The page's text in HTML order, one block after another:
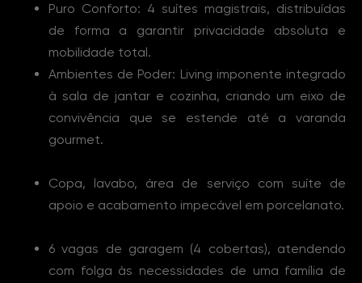
Puro Conforto: 4 suítes magistrais, distribuídas
de forma a garantir privacidade absoluta e
mobilidade total.
Ambientes de Poder: Living imponente integrado
à sala de jantar e cozinha, criando um eixo de
convivência que se estende até a varanda
gourmet.
Copa, lavabo, área de serviço com suíte de
apoio e acabamento impecável em porcelanato.
6 vagas de garagem (4 cobertas), atendendo
com folga às necessidades de uma família de